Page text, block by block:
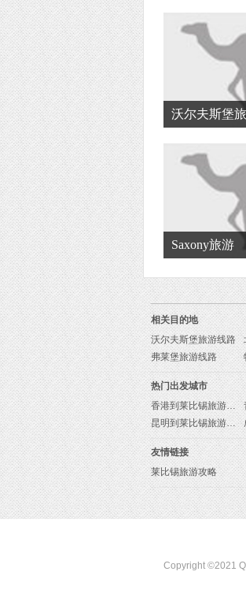
沃尔夫斯堡
Saxony旅游
相关目的地
沃尔夫斯堡旅游线路
弗莱堡旅游线路
热门出发城市
香港到莱比锡旅游报价
昆明到莱比锡旅游报价
友情链接
莱比锡旅游攻略
Copyright ©2021